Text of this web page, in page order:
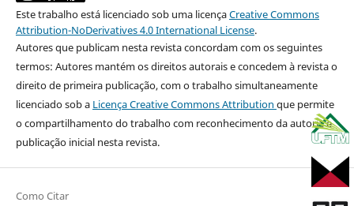
Este trabalho está licenciado sob uma licençaCreative Commons
Attribution-NoDerivatives 4.0 International License.
Autores que publicam nesta revista concordam com os seguintes
termos: Autores mantém os direitos autorais e concedem à revista o
direito de primeira publicação, com o trabalho simultaneamente
licenciado sob a Licença Creative Commons Attribution que permite
o compartilhamento do trabalho com reconhecimento da autoria e
publicação inicial nesta revista.
Como Citar